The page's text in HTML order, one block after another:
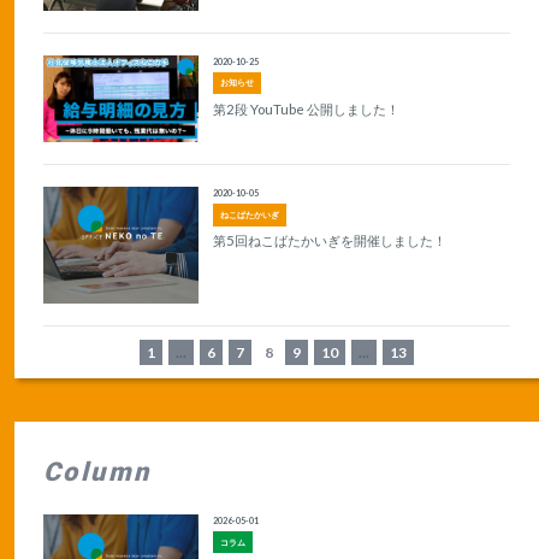
お知らせ
2020-10-25
第2段 YouTube 公開しました！
ねこばたかいぎ
2020-10-05
第5回ねこばたかいぎを開催しました！
1 ... 6 7 8 9 10 ... 13
Column
コラム
2026-05-01